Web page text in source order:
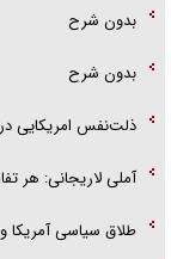
بدون شرح
بدون شرح
ذلت‌نفس امریکایی در
آملی لاریجانی: هر
طلاق سیاسی آمریکا و